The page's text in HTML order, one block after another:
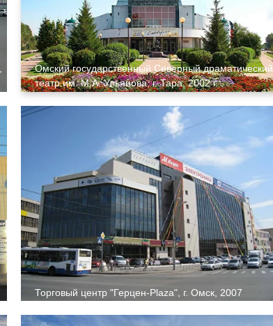
Торговый центр "Герцен-Plaza", г. Омск, 2007
Омский государственный Северный драматический
театр им. М.А. Ульянова, г. Тара, 2002 г.